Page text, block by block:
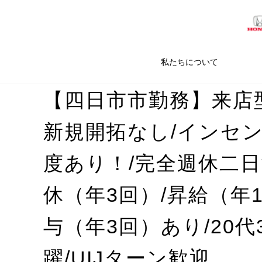
私たちについて
【四日市市勤務】来
新規開拓なし/インセ
度あり！/完全週休二
休（年3回）/昇給（年
与（年3回）あり/20代